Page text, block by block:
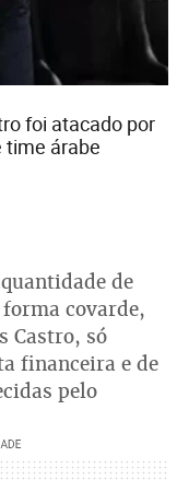
foi atacado por
time árabe
de
covarde,
Castro, só
financeira e de
pelo